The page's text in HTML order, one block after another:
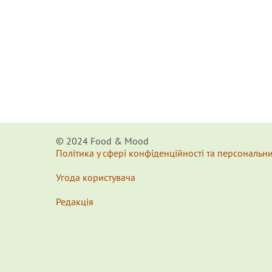
© 2024 Food & Мood
Політика у сфері конфіденційності та
Угода користувача
Редакція